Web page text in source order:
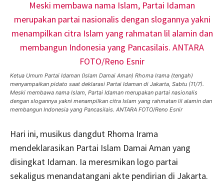
Ketua Umum Partai Idaman (Islam Damai Aman) Rhoma Irama (tengah)
menyampaikan pidato saat deklarasi Partai Idaman di Jakarta, Sabtu (11/7).
Meski membawa nama Islam, Partai Idaman merupakan partai nasionalis
dengan slogannya yakni menampilkan citra Islam yang rahmatan lil alamin dan
membangun Indonesia yang Pancasilais. ANTARA FOTO/Reno Esnir
Hari ini, musikus dangdut Rhoma Irama
mendeklarasikan Partai Islam Damai Aman yang
disingkat Idaman. Ia meresmikan logo partai
sekaligus menandatangani akte pendirian di Jakarta.